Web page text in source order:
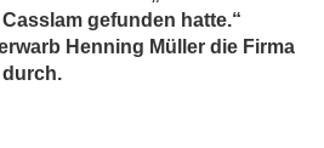
gefunden hatte.“
Henning Müller die Firma